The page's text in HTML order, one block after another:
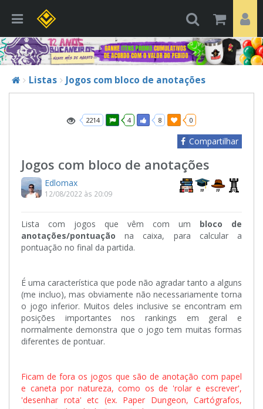
Listas Jogos com bloco de anotações
2214 4 8 0
Compartilhar
Jogos com bloco de anotações
Edlomax
12/08/2022 às 20:09
Lista com jogos que vêm com um bloco de
anotações/pontuação na caixa, para calcular a
pontuação no final da partida.
É uma característica que pode não agradar tanto a alguns
(me incluo), mas obviamente não necessariamente torna
o jogo inferior. Muitos deles inclusive se encontram em
posições importantes nos rankings em geral e
normalmente demonstra que o jogo tem muitas formas
diferentes de pontuar.
Ficam de fora os jogos que são de anotação com papel
e caneta por natureza, como os de 'rolar e escrever',
'desenhar rota' etc (ex. Paper Dungeon, Cartógrafos,